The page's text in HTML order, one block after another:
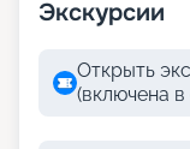
Экскурсии
Открыть
(включена